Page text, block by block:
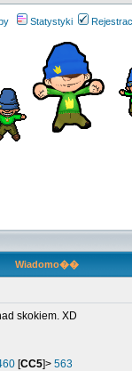
Statystyki
Wiadomo��
skokiem. XD
[CC5]> 563